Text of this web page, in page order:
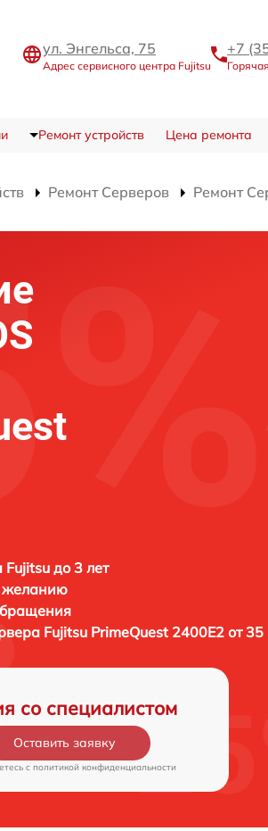
ул. Энгельса, 75
Адрес сервисного центра Fujitsu
+7
Ремонт устройств Цена ремонта
Ремонт Серверов Ремонт
Fujitsu до 3 лет
желанию
Fujitsu PrimeQuest 2400E2 от 35
со специалистом
Оставить заявку
c политикой конфиденциальности